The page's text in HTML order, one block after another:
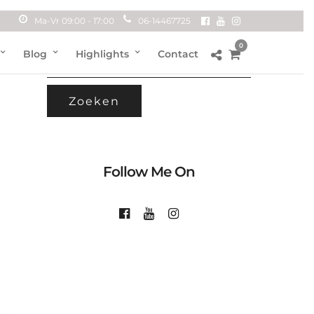
Ma-Vr 09:00 - 17:00 06-14467725
Blog Highlights Contact
0
ZOEKEN
Follow Me On